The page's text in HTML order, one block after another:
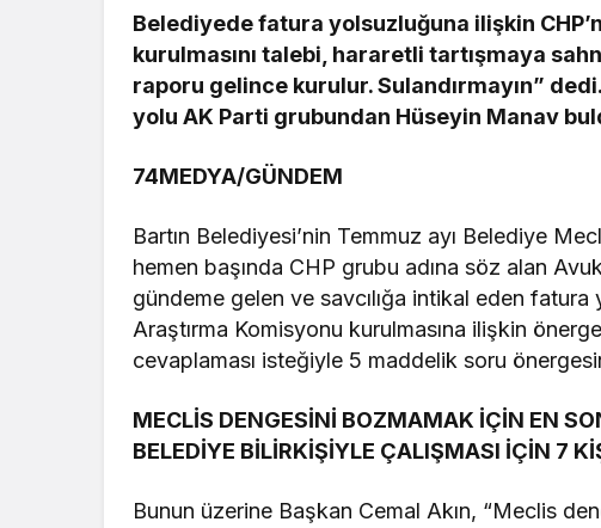
Belediyede fatura yolsuzluğuna ilişkin
kurulmasını talebi, hararetli tartışmaya
raporu gelince kurulur. Sulandırmayın”
yolu AK Parti grubundan Hüseyin Manav
74MEDYA/GÜNDEM
Bartın Belediyesi’nin Temmuz ayı Belediye
hemen başında CHP grubu adına söz alan
gündeme gelen ve savcılığa intikal eden fatura
Araştırma Komisyonu kurulmasına ilişkin
cevaplaması isteğiyle 5 maddelik soru
MECLİS DENGESİNİ BOZMAMAK İÇİN EN
BELEDİYE BİLİRKİŞİYLE ÇALIŞMASI İÇİN 7
Bunun üzerine Başkan Cemal Akın, “Meclis